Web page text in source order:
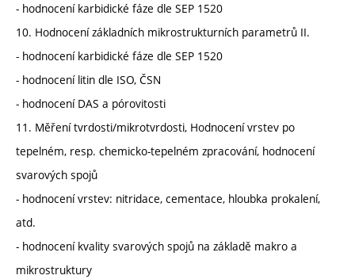
- hodnocení karbidické fáze dle SEP 1520
10. Hodnocení základních mikrostrukturních parametrů II.
- hodnocení karbidické fáze dle SEP 1520
- hodnocení litin dle ISO, ČSN
- hodnocení DAS a pórovitosti
11. Měření tvrdosti/mikrotvrdosti, Hodnocení vrstev po
tepelném, resp. chemicko-tepelném zpracování, hodnocení
svarových spojů
- hodnocení vrstev: nitridace, cementace, hloubka prokalení,
atd.
- hodnocení kvality svarových spojů na základě makro a
mikrostruktury